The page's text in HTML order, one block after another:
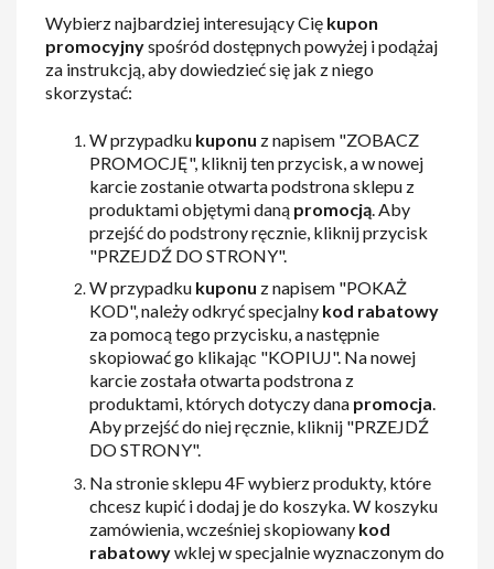
Wybierz najbardziej interesujący Cię kupon
promocyjnyspośród dostępnych powyżej i podążaj
za instrukcją, aby dowiedzieć się jak z niego
skorzystać:
W przypadku kuponu z napisem "ZOBACZ
PROMOCJĘ", kliknij ten przycisk, a w nowej
karcie zostanie otwarta podstrona sklepu z
produktami objętymi daną promocją . Aby
przejść do podstrony ręcznie, kliknij przycisk
"PRZEJDŹ DO STRONY".
W przypadku kuponu z napisem "POKAŻ
KOD", należy odkryć specjalny kod rabatowy
za pomocą tego przycisku, a następnie
skopiować go klikając "KOPIUJ". Na nowej
karcie została otwarta podstrona z
produktami, których dotyczy dana promocja.
Aby przejść do niej ręcznie, kliknij "PRZEJDŹ
DO STRONY".
Na stronie sklepu 4F wybierz produkty, które
chcesz kupić i dodaj je do koszyka. W koszyku
zamówienia, wcześniej skopiowany kod
rabatowywklej w specjalnie wyznaczonym do